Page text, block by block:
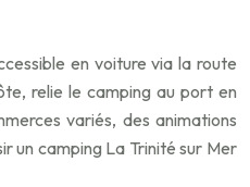
en voiture via la route
relie le camping au port en
variés, des animations
un camping La Trinité sur Mer